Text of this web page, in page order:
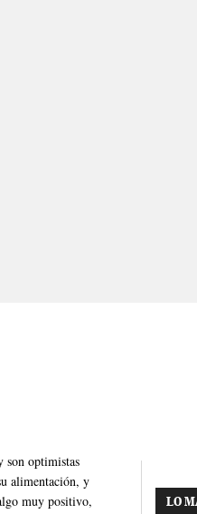
son optimistas
alimentación, y
muy positivo,
LO